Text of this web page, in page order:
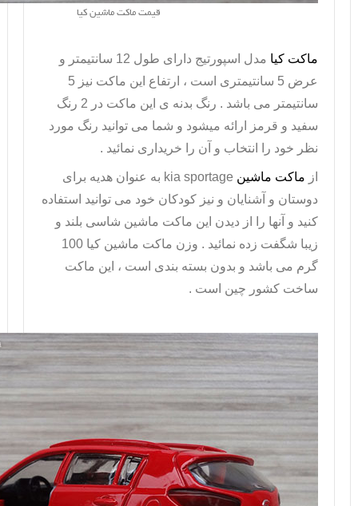
قیمت ماکت ماشین کیا
ماکت کیا
مدل اسپورتیج دارای طول 12 سانتیمتر و
عرض 5 سانتیمتری است ، ارتفاع این ماکت نیز 5
سانتیمتر می باشد . رنگ بدنه ی این ماکت در 2 رنگ
سفید و قرمز ارائه میشود و شما می توانید رنگ مورد
نظر خود را انتخاب و آن را خریداری نمائید .
از ماکت ماشین kia sportage به عنوان هدیه برای
دوستان و آشنایان و نیز کودکان خود می توانید استفاده
کنید و آنها را از دیدن این ماکت ماشین شاسی بلند و
زیبا شگفت زده نمائید . وزن ماکت ماشین کیا 100
گرم می باشد و بدون بسته بندی است ، این ماکت
ساخت کشور چین است .